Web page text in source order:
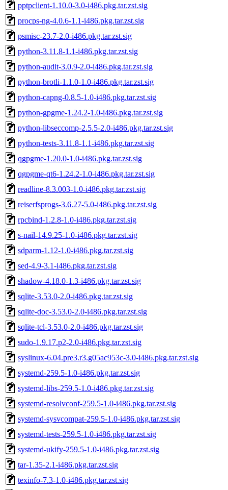
pptpclient-1.10.0-3.0-i486.pkg.tar.zst.sig
procps-ng-4.0.6-1.1-i486.pkg.tar.zst.sig
psmisc-23.7-2.0-i486.pkg.tar.zst.sig
python-3.11.8-1.1-i486.pkg.tar.zst.sig
python-audit-3.0.9-2.0-i486.pkg.tar.zst.sig
python-brotli-1.1.0-1.0-i486.pkg.tar.zst.sig
python-capng-0.8.5-1.0-i486.pkg.tar.zst.sig
python-gpgme-1.24.2-1.0-i486.pkg.tar.zst.sig
python-libseccomp-2.5.5-2.0-i486.pkg.tar.zst.sig
python-tests-3.11.8-1.1-i486.pkg.tar.zst.sig
qgpgme-1.20.0-1.0-i486.pkg.tar.zst.sig
qgpgme-qt6-1.24.2-1.0-i486.pkg.tar.zst.sig
readline-8.3.003-1.0-i486.pkg.tar.zst.sig
reiserfsprogs-3.6.27-5.0-i486.pkg.tar.zst.sig
rpcbind-1.2.8-1.0-i486.pkg.tar.zst.sig
s-nail-14.9.25-1.0-i486.pkg.tar.zst.sig
sdparm-1.12-1.0-i486.pkg.tar.zst.sig
sed-4.9-3.1-i486.pkg.tar.zst.sig
shadow-4.18.0-1.3-i486.pkg.tar.zst.sig
sqlite-3.53.0-2.0-i486.pkg.tar.zst.sig
sqlite-doc-3.53.0-2.0-i486.pkg.tar.zst.sig
sqlite-tcl-3.53.0-2.0-i486.pkg.tar.zst.sig
sudo-1.9.17.p2-2.0-i486.pkg.tar.zst.sig
syslinux-6.04.pre3.r3.g05ac953c-3.0-i486.pkg.tar.zst.sig
systemd-259.5-1.0-i486.pkg.tar.zst.sig
systemd-libs-259.5-1.0-i486.pkg.tar.zst.sig
systemd-resolvconf-259.5-1.0-i486.pkg.tar.zst.sig
systemd-sysvcompat-259.5-1.0-i486.pkg.tar.zst.sig
systemd-tests-259.5-1.0-i486.pkg.tar.zst.sig
systemd-ukify-259.5-1.0-i486.pkg.tar.zst.sig
tar-1.35-2.1-i486.pkg.tar.zst.sig
texinfo-7.3-1.0-i486.pkg.tar.zst.sig